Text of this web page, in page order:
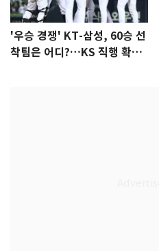
'우승 경쟁' KT-삼성, 60승 선
착팀은 어디?…KS 직행 확률